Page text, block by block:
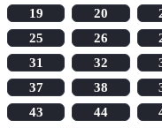
19
20
25
26
31
32
37
38
43
44